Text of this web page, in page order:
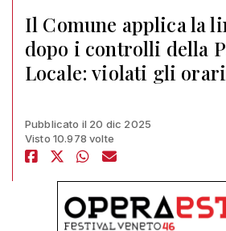
Il Comune applica la
dopo i controlli della
Locale: violati gli
Pubblicato il 20 dic 2025
Visto 10.978 volte